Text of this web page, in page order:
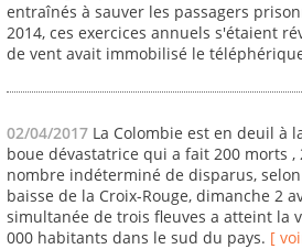
entraînés à sauver les passagers
2014, ces exercices annuels s'étaient
de vent avait immobilisé le
02/04/2017 La Colombie est en deuil à
boue dévastatrice qui a fait 200 morts ,
nombre indéterminé de disparus,
baisse de la Croix-Rouge, dimanche 2
simultanée de trois fleuves a atteint la
000 habitants dans le sud du pays. [